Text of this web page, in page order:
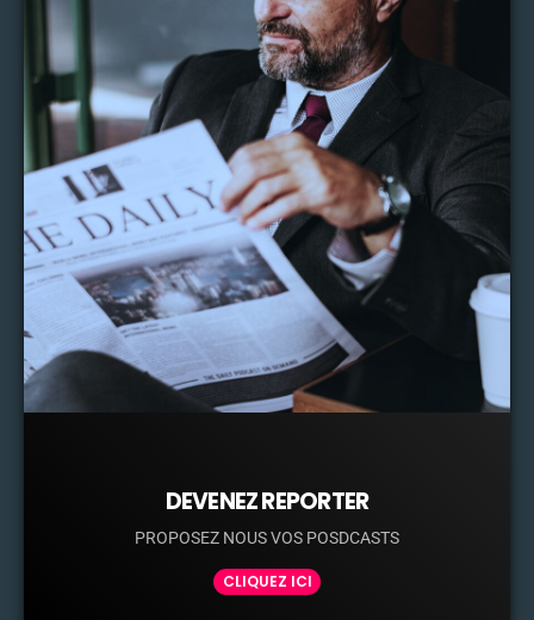
DEVENEZ REPORTER
PROPOSEZ NOUS VOS POSDCASTS
CLIQUEZ ICI